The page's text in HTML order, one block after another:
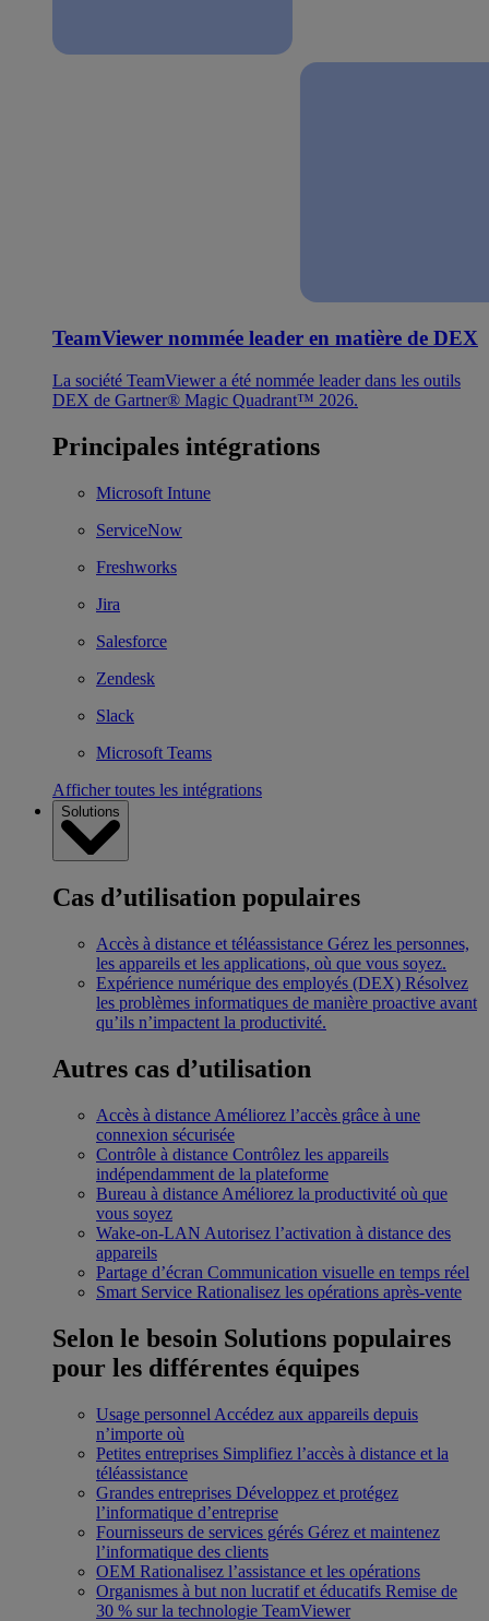
TeamViewer nommée leader en matière de DEX
La société TeamViewer a été nommée leader dans les outils
DEX de Gartner® Magic Quadrant™ 2026.
Principales intégrations
Microsoft Intune
ServiceNow
Freshworks
Jira
Salesforce
Zendesk
Slack
Microsoft Teams
Afficher toutes les intégrations
Solutions
Cas d’utilisation populaires
Accès à distance et téléassistance Gérez les personnes,
les appareils et les applications, où que vous soyez.
Expérience numérique des employés (DEX) Résolvez
les problèmes informatiques de manière proactive avant
qu’ils n’impactent la productivité.
Autres cas d’utilisation
Accès à distance Améliorez l’accès grâce à une
connexion sécurisée
Contrôle à distance Contrôlez les appareils
indépendamment de la plateforme
Bureau à distance Améliorez la productivité où que
vous soyez
Wake-on-LAN Autorisez l’activation à distance des
appareils
Partage d’écran Communication visuelle en temps réel
Smart Service Rationalisez les opérations après-vente
Selon le besoin Solutions populaires
pour les différentes équipes
Usage personnel Accédez aux appareils depuis
n’importe où
Petites entreprises Simplifiez l’accès à distance et la
téléassistance
Grandes entreprises Développez et protégez
l’informatique d’entreprise
Fournisseurs de services gérés Gérez et maintenez
l’informatique des clients
OEM Rationalisez l’assistance et les opérations
Organismes à but non lucratif et éducatifs Remise de
30 % sur la technologie TeamViewer